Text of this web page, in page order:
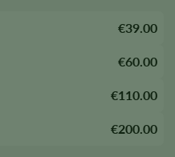
€39.00
€60.00
€110.00
€200.00